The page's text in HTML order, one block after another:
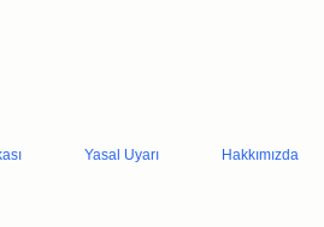
Yasal Uyarı Hakkımızda